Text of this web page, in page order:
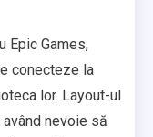
Epic Games,
conecteze la
lor. Layout-ul
nevoie să